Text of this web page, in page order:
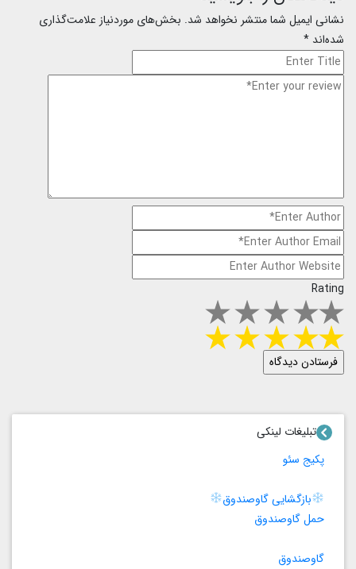
نشانی ایمیل شما منتشر نخواهد شد. بخش‌های موردنیاز علامت‌گذاری
شده‌اند *
Rating
تبلیغات لینکی
پکیج سئو
بازگشایی گاوصندوق
حمل گاوصندوق
گاوصندوق